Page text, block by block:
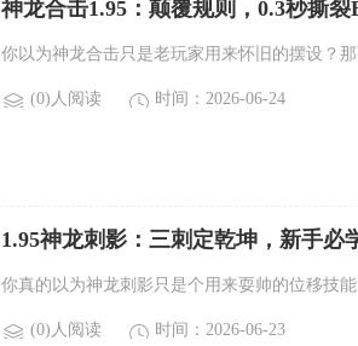
神龙合击1.95：颠覆规则，0.3秒撕裂
你以为神龙合击只是老玩家用来怀旧的摆设？
(0)人阅读 时间：2026-06-24
1.95神龙刺影：三刺定乾坤，新手必
你真的以为神龙刺影只是个用来耍帅的位移技
(0)人阅读 时间：2026-06-23